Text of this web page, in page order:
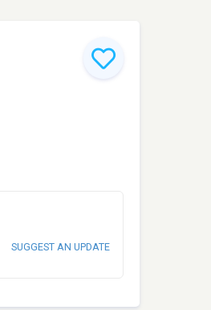
SUGGEST AN UPDATE